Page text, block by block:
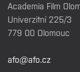
Academia Film
Univerzitní 225/3
779 00 Olomouc
afo@afo.cz